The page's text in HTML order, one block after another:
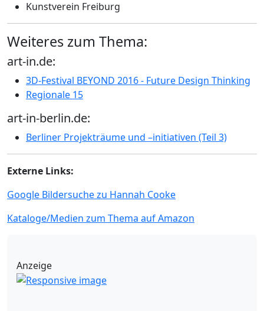
Kunstverein Freiburg
Weiteres zum Thema:
art-in.de:
3D-Festival BEYOND 2016 - Future Design Thinking
Regionale 15
art-in-berlin.de:
Berliner Projekträume und –initiativen (Teil 3)
Externe Links:
Google Bildersuche zu Hannah Cooke
Kataloge/Medien zum Thema auf Amazon
Anzeige